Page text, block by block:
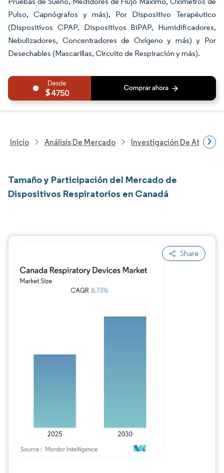
Pulso, Capnógrafos y más), Por Dispositivo Terapéutico
(Dispositivos CPAP, Dispositivos BiPAP, Humidificadores,
Nebulizadores, Concentradores de Oxígeno y más) y Por
Desechables (Mascarillas, Circuito de Respiración y más).
4750
Inicio Análisis De Mercado Investigación De
Tamaño y Participación del Mercado de
Dispositivos Respiratorios en Canadá
Share